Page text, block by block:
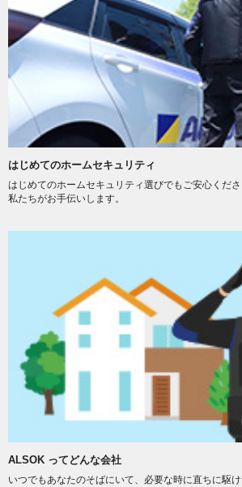
はじめてのホームセキュリティ
はじめてのホームセキュリティ選びでもご安心くださ
私たちがお手伝いします。
ALSOK ってどんな会社
いつでもあなたのそばにいて、必要な時に直ちに駆